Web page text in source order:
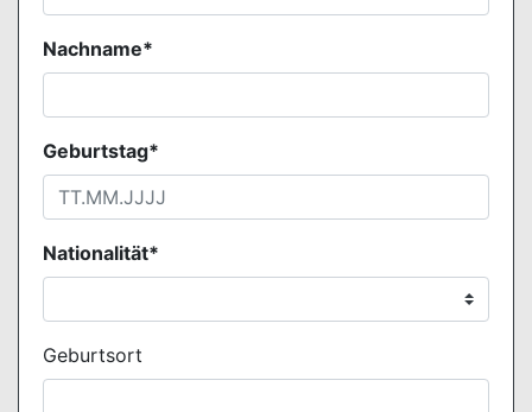
Nachname*
Geburtstag*
Nationalität*
Geburtsort